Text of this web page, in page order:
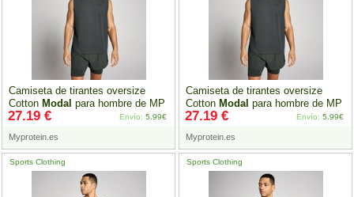
Camiseta de tirantes oversize
Cotton Modal para hombre de MP
-Negro lavado - XL
Myprotein.es
27.19 € Envío: 5.99€
Camiseta de tirantes oversize
Cotton Modal para hombre de MP
-Negro lavado - XXL
Myprotein.es
27.19 € Envío: 5.99€
Sports Clothing Sports Clothing